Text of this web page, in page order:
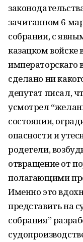
зачитанном 6
собрании, с
казацком
императорскаго
сделано ни
депу­тат писал,
усмотрел
состоянии,
опасности и
родетели,
отвращение от
полагающими
Именно это
представить на
собрания”